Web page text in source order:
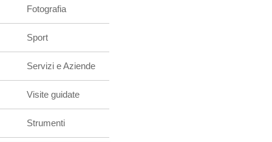
Fotografia
Sport
Servizi e Aziende
Visite guidate
Strumenti